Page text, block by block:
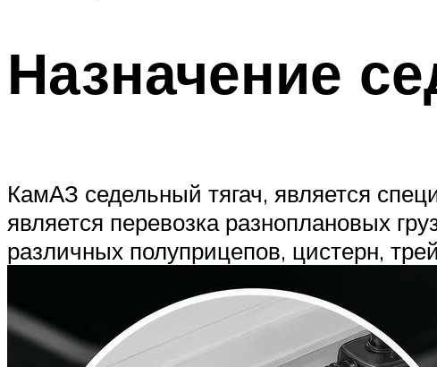
Назначение
КамАЗ седельный тягач, является
является перевозка разноплановых
различных полуприцепов, цистерн,